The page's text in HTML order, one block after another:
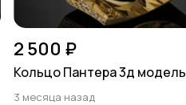
2 500 ₽
Кольцо Пантера 3д модель
3 месяца назад